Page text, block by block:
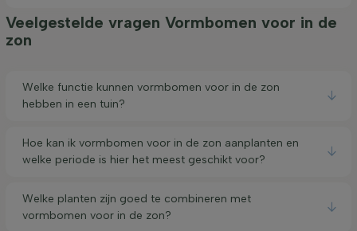
Veelgestelde vragen Vormbomen voor in de
zon
Welke functie kunnen vormbomen voor in de zon
hebben in een tuin?
Hoe kan ik vormbomen voor in de zon aanplanten en
welke periode is hier het meest geschikt voor?
Welke planten zijn goed te combineren met
vormbomen voor in de zon?